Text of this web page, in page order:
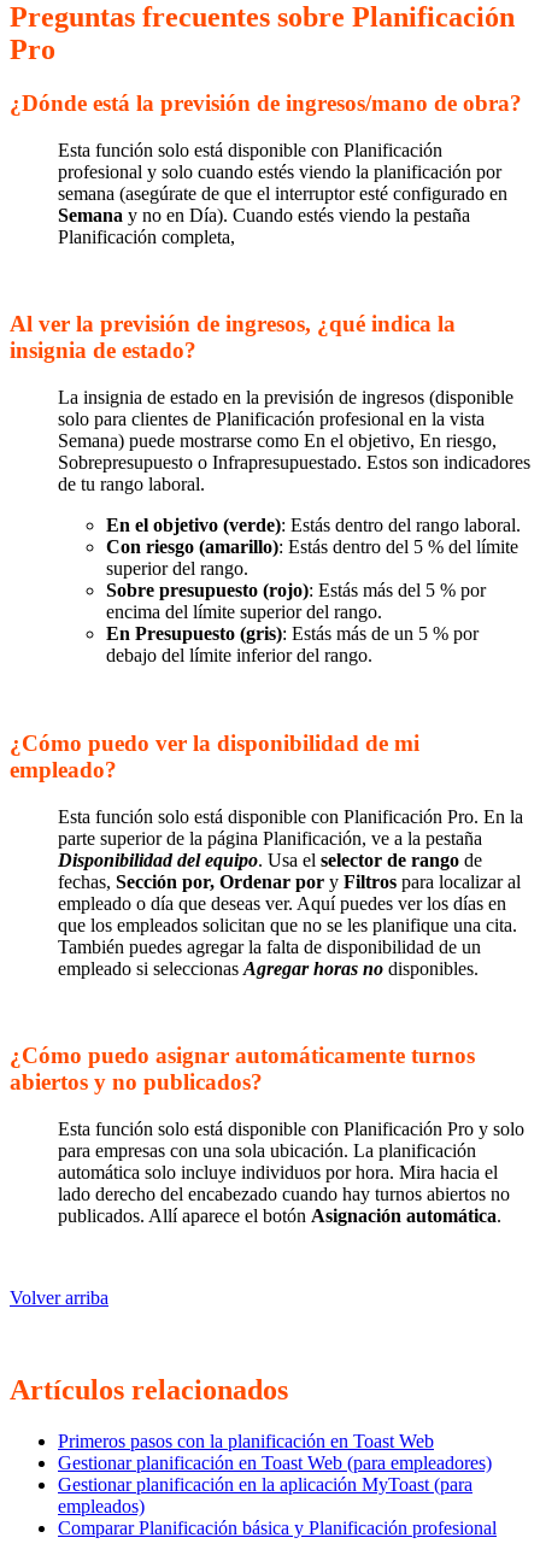
Preguntas frecuentes sobre Planificación
Pro
¿Dónde está la previsión de ingresos/mano de obra?
Esta función solo está disponible con Planificación
profesional y solo cuando estés viendo la planificación por
semana (asegúrate de que el interruptor esté configurado en
Semana y no en Día). Cuando estés viendo la pestaña
Planificación completa,
Al ver la previsión de ingresos, ¿qué indica la
insignia de estado?
La insignia de estado en la previsión de ingresos (disponible
solo para clientes de Planificación profesional en la vista
Semana) puede mostrarse como En el objetivo, En riesgo,
Sobrepresupuesto o Infrapresupuestado. Estos son indicadores
de tu rango laboral.
En el objetivo (verde): Estás dentro del rango laboral.
Con riesgo (amarillo): Estás dentro del 5 % del límite
superior del rango.
Sobre presupuesto (rojo): Estás más del 5 % por
encima del límite superior del rango.
En Presupuesto (gris): Estás más de un 5 % por
debajo del límite inferior del rango.
¿Cómo puedo ver la disponibilidad de mi
empleado?
Esta función solo está disponible con Planificación Pro. En la
parte superior de la página Planificación, ve a la pestaña
Disponibilidad del equipo. Usa el selector de rango de
fechas, Sección por, Ordenar por y Filtros para localizar al
empleado o día que deseas ver. Aquí puedes ver los días en
que los empleados solicitan que no se les planifique una cita.
También puedes agregar la falta de disponibilidad de un
empleado si seleccionas Agregar horas no disponibles.
¿Cómo puedo asignar automáticamente turnos
abiertos y no publicados?
Esta función solo está disponible con Planificación Pro y solo
para empresas con una sola ubicación. La planificación
automática solo incluye individuos por hora. Mira hacia el
lado derecho del encabezado cuando hay turnos abiertos no
publicados. Allí aparece el botón Asignación automática.
Volver arriba
Artículos relacionados
Primeros pasos con la planificación en Toast Web
Gestionar planificación en Toast Web (para empleadores)
Gestionar planificación en la aplicación MyToast (para
empleados)
Comparar Planificación básica y Planificación profesional